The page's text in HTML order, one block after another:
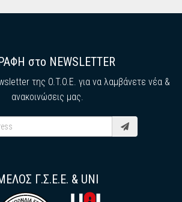
στο NEWSLETTER
της O.T.O.E. για να λαμβάνετε νέα &
ανακοινώσεις μας.
Γ.Σ.Ε.Ε. & UNI